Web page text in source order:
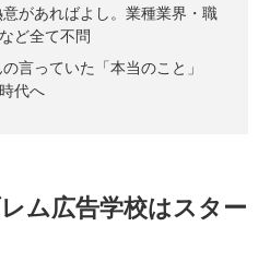
があればよし。業種業界・職
ど全て不問
言っていた「本当のこと」
代へ
ム広告学校はスター